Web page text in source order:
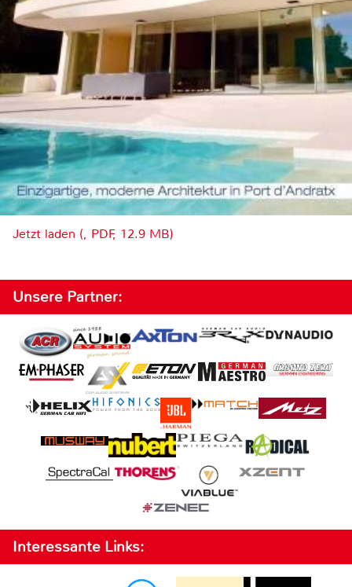
Jetzt laden (, PDF, 12.9 MB)
Unsere Partner:
Interessante Links: